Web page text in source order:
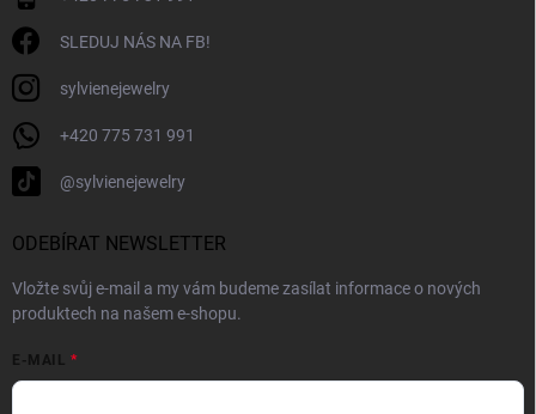
SLEDUJ NÁS NA FB!
sylvienejewelry
+420 775 731 991
@sylvienejewelry
ODEBÍRAT NEWSLETTER
Vložte svůj e-mail a my vám budeme zasílat informace o nových
produktech na našem e-shopu.
E-MAIL